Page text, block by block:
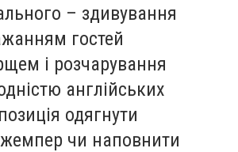
– здивування
гостей
і розчарування
англійських
одягнути
чи наповнити